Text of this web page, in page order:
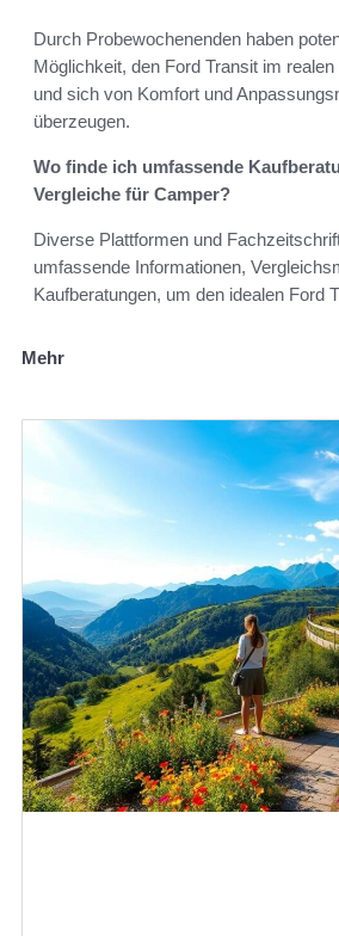
Durch Probewochenenden haben
Möglichkeit, den Ford Transit im
und sich von Komfort und
überzeugen.
Wo finde ich umfassende
Vergleiche für Camper?
Diverse Plattformen und
umfassende Informationen,
Kaufberatungen, um den idealen Ford
Mehr